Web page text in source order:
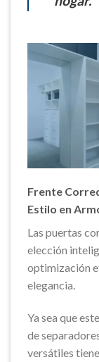
Frente
Estilo en
Las puertas
elección
optimización
elegancia.
Ya sea que
de
versátiles